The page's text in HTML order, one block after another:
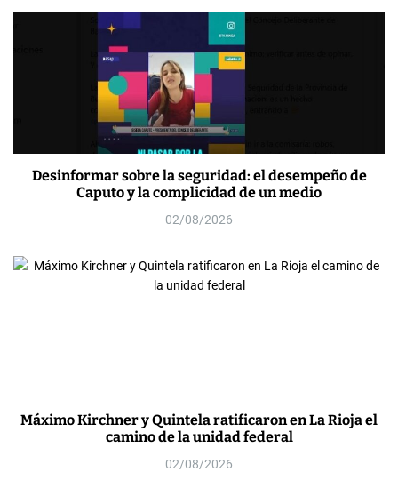
Desinformar sobre la seguridad: el desempeño de
Caputo y la complicidad de un medio
02/08/2026
Máximo Kirchner y Quintela ratificaron en La Rioja el
camino de la unidad federal
02/08/2026